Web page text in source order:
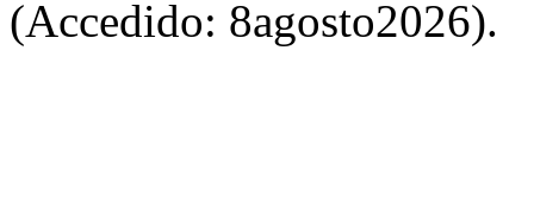
(Accedido: 8agosto2026).